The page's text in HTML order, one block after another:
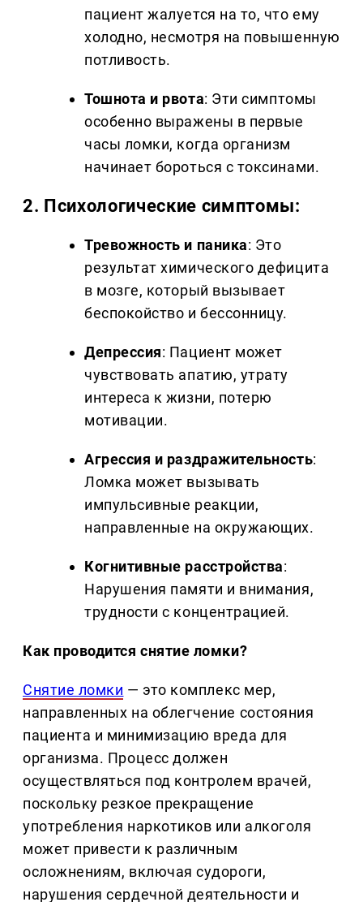
пациент жалуется на то, что ему
холодно, несмотря на повышенную
потливость.
Тошнота и рвота: Эти симптомы
особенно выражены в первые
часы ломки, когда организм
начинает бороться с токсинами.
2. Психологические симптомы:
Тревожность и паника: Это
результат химического дефицита
в мозге, который вызывает
беспокойство и бессонницу.
Депрессия: Пациент может
чувствовать апатию, утрату
интереса к жизни, потерю
мотивации.
Агрессия и раздражительность:
Ломка может вызывать
импульсивные реакции,
направленные на окружающих.
Когнитивные расстройства:
Нарушения памяти и внимания,
трудности с концентрацией.
Как проводится снятие ломки?
Снятие ломки — это комплекс мер,
направленных на облегчение состояния
пациента и минимизацию вреда для
организма. Процесс должен
осуществляться под контролем врачей,
поскольку резкое прекращение
употребления наркотиков или алкоголя
может привести к различным
осложнениям, включая судороги,
нарушения сердечной деятельности и